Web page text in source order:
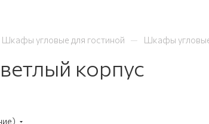
Шкафы угловые для гостиной — Шкафы угловые
корпус